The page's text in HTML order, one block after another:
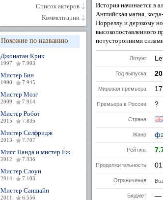
Список актеров
Комментарии
Похожие по названию
Джонатан Крик
1997 7.903
Мистер Бин
1990 7.945
Мистер Мозг
2009 7.914
Мистер Робот
2015 7.835
Мистер Селфридж
2013 7.707
Мисс Панда и мистер Ёж
2012 7.336
Мистер Слоун
2014 7.103
Мистер Саншайн
2011 6.556
История начинается в
Английская магия,
Норреллу и дерзкому
высокопоставленного
потусторонними
Лозунг:
Год выпуска:
Мировая премьера:
Премьера в России: ?
Страна:
Жанр:
Рейтинг:
Продолжительность:
Ограничения:
Бюджет: —